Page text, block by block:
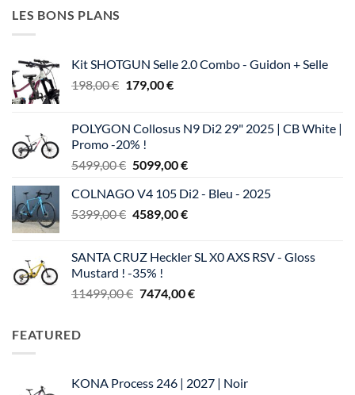
LES BONS PLANS
Kit SHOTGUN Selle 2.0 Combo - Guidon + Selle
198,00€ Le
était :
198,00 €.
179,00€Le
est :
POLYGON Collosus N9 Di2 29" 2025 | CB White |
Promo -20% !
5499,00€ Le
initial
était :
5099,00€Le
actuel
est :
COLNAGO V4 105 Di2 - Bleu - 2025
5399,00€ Le
était :
5399,00 €.
4589,00€Le
est :
SANTA CRUZ Heckler SL X0 AXS RSV - Gloss
Mustard ! -35% !
11499,00€ Le
7474,00€Le
FEATURED
KONA Process 246 | 2027 | Noir